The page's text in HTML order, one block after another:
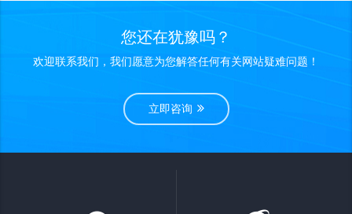
您还在犹豫吗？
欢迎联系我们，我们愿意为您解答任何有关网站疑难问题！
立即咨询